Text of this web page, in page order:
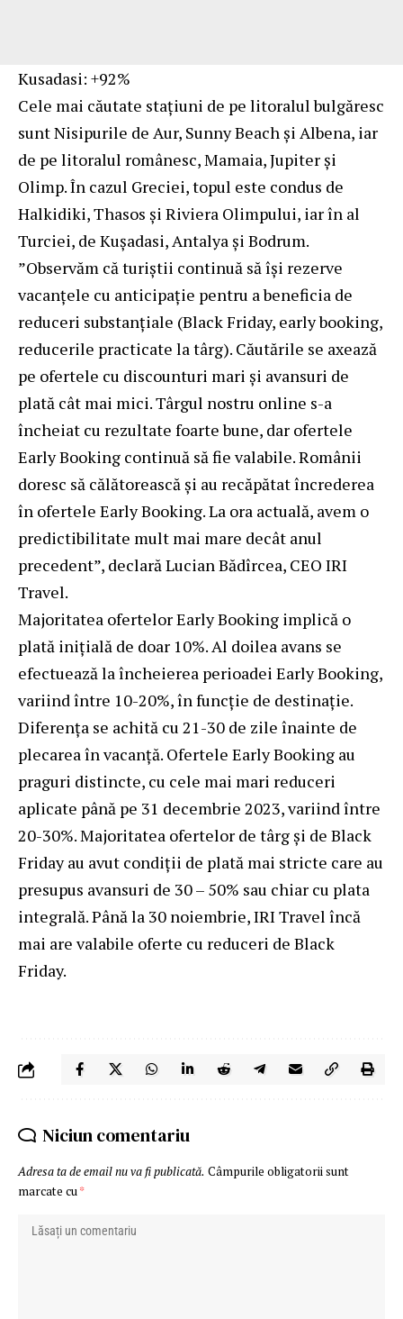
Kusadasi: +92%
Cele mai căutate stațiuni de pe litoralul bulgăresc
sunt Nisipurile de Aur, Sunny Beach și Albena, iar
de pe litoralul românesc, Mamaia, Jupiter și
Olimp. În cazul Greciei, topul este condus de
Halkidiki, Thasos și Riviera Olimpului, iar în al
Turciei, de Kușadasi, Antalya și Bodrum.
”Observăm că turiștii continuă să își rezerve
vacanțele cu anticipație pentru a beneficia de
reduceri substanțiale (Black Friday, early booking,
reducerile practicate la târg). Căutările se axează
pe ofertele cu discounturi mari și avansuri de
plată cât mai mici. Târgul nostru online s-a
încheiat cu rezultate foarte bune, dar ofertele
Early Booking continuă să fie valabile. Românii
doresc să călătorească și au recăpătat încrederea
în ofertele Early Booking. La ora actuală, avem o
predictibilitate mult mai mare decât anul
precedent”, declară Lucian Bădîrcea, CEO IRI
Travel.
Majoritatea ofertelor Early Booking implică o
plată inițială de doar 10%. Al doilea avans se
efectuează la încheierea perioadei Early Booking,
variind între 10-20%, în funcție de destinație.
Diferența se achită cu 21-30 de zile înainte de
plecarea în vacanță. Ofertele Early Booking au
praguri distincte, cu cele mai mari reduceri
aplicate până pe 31 decembrie 2023, variind între
20-30%. Majoritatea ofertelor de târg și de Black
Friday au avut condiții de plată mai stricte care au
presupus avansuri de 30 – 50% sau chiar cu plata
integrală. Până la 30 noiembrie, IRI Travel încă
mai are valabile oferte cu reduceri de Black
Friday.
Niciun comentariu
Adresa ta de email nu va fi publicată. Câmpurile obligatorii sunt
marcate cu*